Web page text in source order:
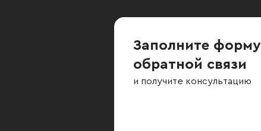
Заполните форму
обратной связи
и получите консультацию